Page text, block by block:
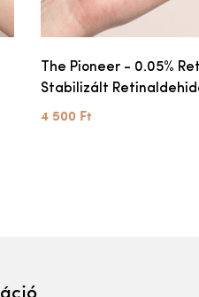
The Pioneer - 0.05%
Stabilizált
4 500 Ft